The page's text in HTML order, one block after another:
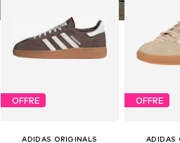
OFFRE
ADIDAS ORIGINALS
OFFRE
ADIDAS